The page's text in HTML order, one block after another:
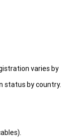
varies by
status by country.